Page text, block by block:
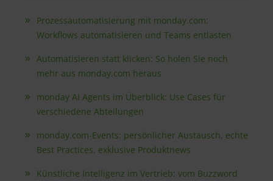
Prozessautomatisierung mit monday.com:
Workflows automatisieren und Teams entlasten
Automatisieren statt klicken: So holen Sie noch
mehr aus monday.com heraus
monday AI Agents im Überblick: Use Cases für
verschiedene Abteilungen
monday.com-Events: persönlicher Austausch, echte
Best Practices, exklusive Produktnews
Künstliche Intelligenz im Vertrieb: vom Buzzword